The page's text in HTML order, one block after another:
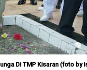
Di TMP Kisaran (foto by